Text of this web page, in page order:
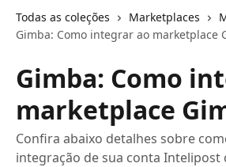
Todas as coleções Marketplaces
Gimba: Como integrar ao marketplace
Gimba: Como
marketplace
Confira abaixo detalhes sobre
integração de sua conta Intelipost